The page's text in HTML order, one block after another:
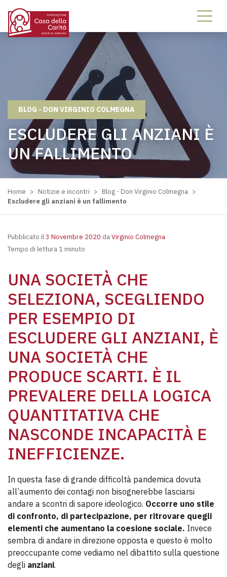
BLOG - DON VIRGINIO COLMEGNA
ESCLUDERE GLI ANZIANI È
UN FALLIMENTO
Home > Notizie e incontri > Blog - Don Virginio Colmegna >
Escludere gli anziani è un fallimento
Pubblicato il3 Novembre 2020 daVirginio Colmegna
Tempo di lettura 1 minuto
UNA SOCIETÀ CHE
SELEZIONA, SCEGLIENDO
PER ESEMPIO DI
ESCLUDERE GLI ANZIANI, È
UNA SOCIETÀ CHE
PRODUCE SCARTI. È IL
PREVALERE DELLA LOGICA
QUANTITATIVA CHE
NASCONDE INCAPACITÀ E
INEFFICIENZE.
In questa fase di grande difficoltà pandemica dovuta
all’aumento dei contagi non bisognerebbe lasciarsi
andare a scontri di sapore ideologico. Occorre uno stile
di confronto, di partecipazione, per ritrovare quegli
elementi che aumentano la coesione sociale. Invece
sembra di andare in direzione opposta e questo è molto
preoccupante come vediamo nel dibattito sulla questione
degli anziani.